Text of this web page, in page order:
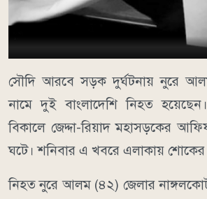
সৌদি আরবে সড়ক দুর্ঘটনায় নুরে
নামে দুই বাংলাদেশি নিহত
বিকালে জেদ্দা-রিয়াদ মহাসড়কের
ঘটে। শনিবার এ খবরে এলাকায় শোকের
নিহত নুরে আলম (৪২) জেলার